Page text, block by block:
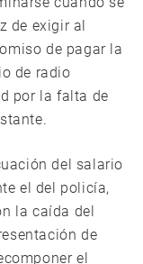
de exigir al
de pagar la
de radio
por la falta de
del salario
el del policía,
la caída del
de
el